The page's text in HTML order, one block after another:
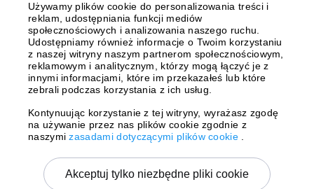
Szwecja
Wielka Brytania
Włochy
Płatności
Wysyłki z
Używamy plików cookie do personalizowania treści i
reklam, udostępniania funkcji mediów
społecznościowych i analizowania naszego ruchu.
Udostępniamy również informacje o Twoim korzystaniu
z naszej witryny naszym partnerom społecznościowym,
reklamowym i analitycznym, którzy mogą łączyć je z
innymi informacjami, które im przekazałeś lub które
zebrali podczas korzystania z ich usług.
Kontynuując korzystanie z tej witryny, wyrażasz zgodę
na używanie przez nas plików cookie zgodnie z
naszymizasadami dotyczącymi plików cookie
Akceptuj tylko niezbędne pliki cookie